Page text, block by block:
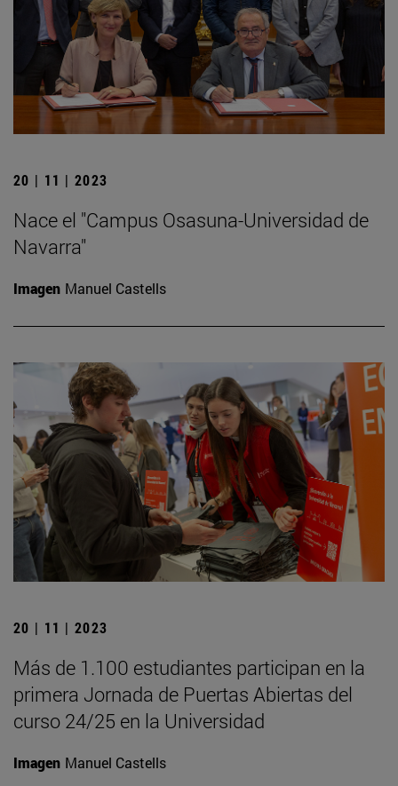
20 | 11 | 2023
Nace el "Campus Osasuna-Universidad de
Navarra"
Imagen Manuel Castells
20 | 11 | 2023
Más de 1.100 estudiantes participan en la
primera Jornada de Puertas Abiertas del
curso 24/25 en la Universidad
Imagen Manuel Castells